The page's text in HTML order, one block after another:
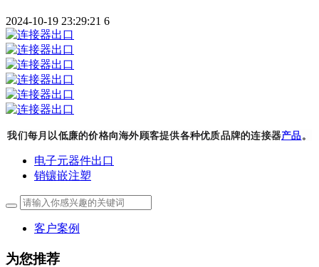
2024-10-19 23:29:21 6
我们每月以低廉的价格向海外顾客提供各种优质品牌的连接器产品。
电子元器件出口
销镶嵌注塑
客户案例
为您推荐